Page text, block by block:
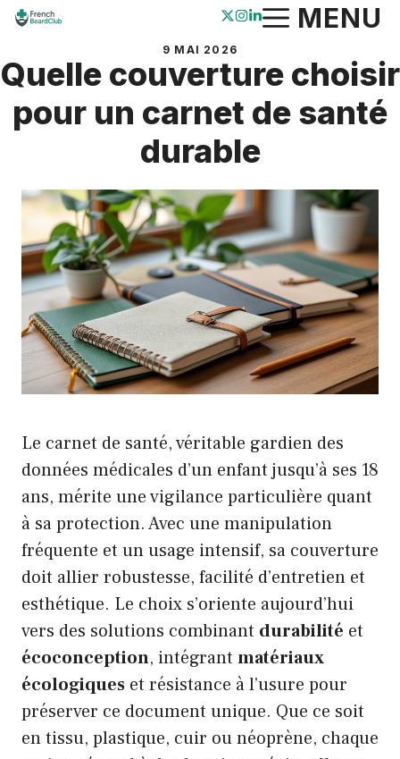
Aller
contenu
MENU
9 MAI 2026
Quelle couverture choisir
pour un carnet de santé
durable
Le carnet de santé, véritable gardien des
données médicales d’un enfant jusqu’à ses 18
ans, mérite une vigilance particulière quant
à sa protection. Avec une manipulation
fréquente et un usage intensif, sa couverture
doit allier robustesse, facilité d’entretien et
esthétique. Le choix s’oriente aujourd’hui
vers des solutions combinant durabilité et
écoconception, intégrant matériaux
écologiques et résistance à l’usure pour
préserver ce document unique. Que ce soit
en tissu, plastique, cuir ou néoprène, chaque